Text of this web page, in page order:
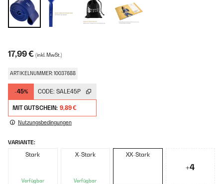
17,99 € (inkl. MwSt.)
ARTIKELNUMMER: 10037688
-45% CODE: SALE45P
MIT GUTSCHEIN: 9,89 €
Nutzungsbedingungen
VARIANTE:
Stark
Verfügbar
X-Stark
Verfügbar
XX-Stark
+4